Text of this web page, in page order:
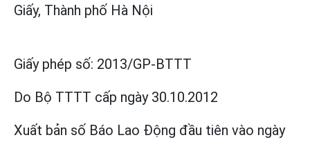
Giấy, Thành phố Hà Nội
Giấy phép số: 2013/GP-BTTT
Do Bộ TTTT cấp ngày 30.10.2012
Xuất bản số Báo Lao Động đầu tiên vào ngày